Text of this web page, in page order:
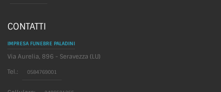
CONTATTI
IMPRESA FUNEBRE PALADINI
Via Aurelia, 896 - Seravezza (LU)
Tel.:
0584769001